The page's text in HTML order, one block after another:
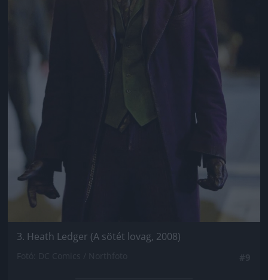
3. Heath Ledger (A sötét lovag, 2008)